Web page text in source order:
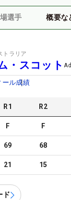
選手 概要な
トラリア
・スコット
ール成績
R1 R2
F F
69 68
21 15
ド